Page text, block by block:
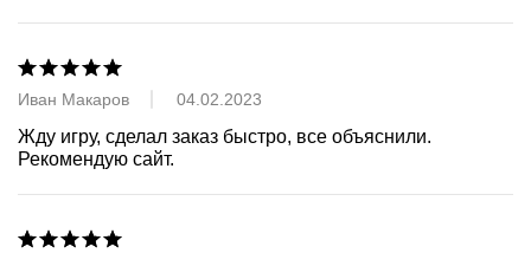
Иван Макаров 04.02.2023
Жду игру, сделал заказ быстро, все объяснили.
Рекомендую сайт.